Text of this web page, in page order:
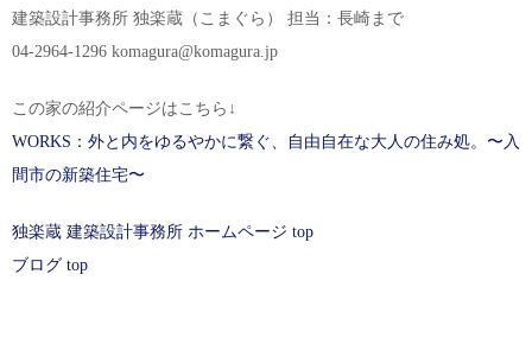
建築設計事務所 独楽蔵（こまぐら） 担当：長崎まで
04-2964-1296 komagura@komagura.jp
この家の紹介ページはこちら↓
WORKS：外と内をゆるやかに繋ぐ、自由自在な大人の住み処。〜入
間市の新築住宅〜
独楽蔵 建築設計事務所 ホームページ top
ブログ top